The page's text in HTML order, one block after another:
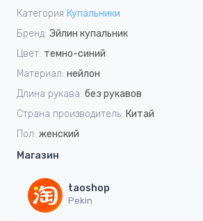
Категория Купальники
Бренд: Эйлин купальник
Цвет: темно-синий
Материал: нейлон
Длина рукава: без рукавов
Страна производитель: Китай
Пол: женский
Магазин
taoshop
Pekin